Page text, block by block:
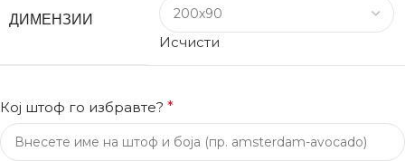
ДИМЕНЗИИ
Исчисти
Кој штоф го избравте? *